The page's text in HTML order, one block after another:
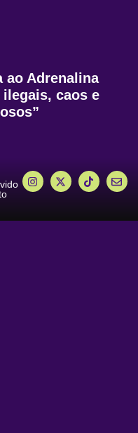
ao Adrenalina
caos e